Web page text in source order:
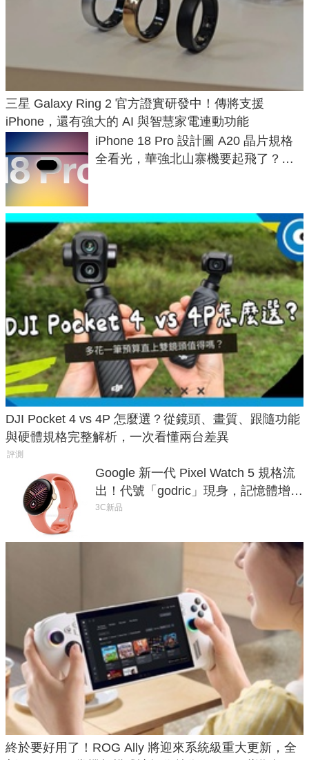
三星 Galaxy Ring 2 官方證實研發中！傳將支援
iPhone，還有強大的 AI 與智慧家電連動功能
iPhone 18 Pro 設計圖 A20 晶片規格
全看光，華強北山寨機要起飛了？專
DJI Pocket 4 vs 4P 怎麼選？從鏡頭、畫質、跟隨功能
與硬體規格完整解析，一次看懂兩台差異
評測
Google 新一代 Pixel Watch 5 規格流
出！代號「godric」現身，記憶體增強
鎖定 AI 應用
3C新品
終於要好用了！ROG Ally 將迎來系統級重大更新，全